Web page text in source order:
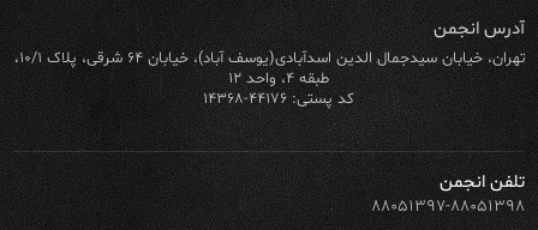
آدرس انجمن
تهران، خیابان سیدجمال الدین اسدآبادی(یوسف آباد)، خیابان ۶۴ شرقی، پلاک ۱۰/۱،
طبقه ۴، واحد ۱۲
کد پستی: ۴۴۱۷۶-۱۴۳۶۸
تلفن انجمن
۸۸۰۵۱۳۹۷-۸۸۰۵۱۳۹۸